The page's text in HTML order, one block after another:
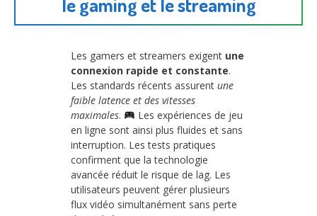
Les gamers et streamers exigent une
connexion rapide et constante.
Les standards récents assurent une
faible latence et des vitesses
maximales.
Les expériences de jeu
en ligne sont ainsi plus fluides et sans
interruption. Les tests pratiques
confirment que la technologie
avancée réduit le risque de lag. Les
utilisateurs peuvent gérer plusieurs
flux vidéo simultanément sans perte